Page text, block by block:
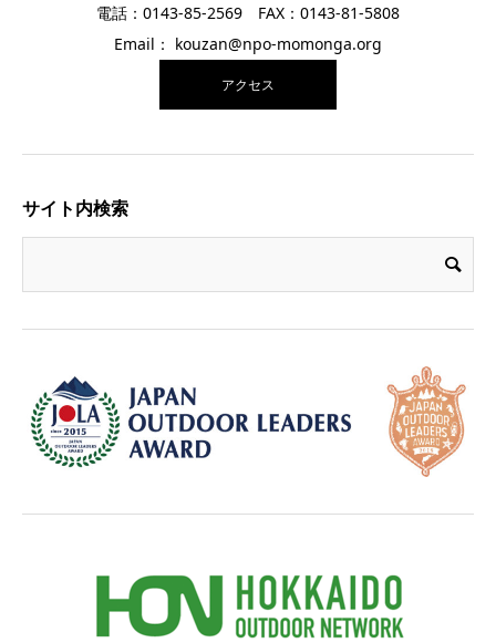
電話：0143-85-2569 FAX：0143-81-5808
Email： kouzan@npo-momonga.org
アクセス
サイト内検索